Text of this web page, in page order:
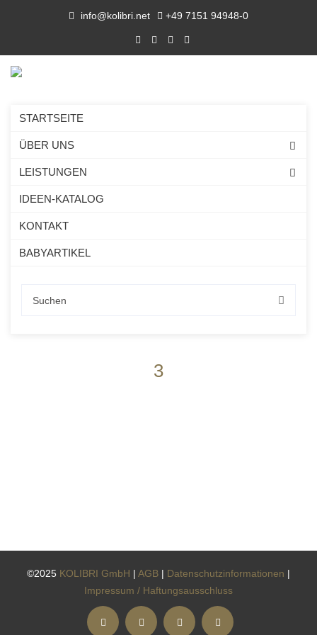
info@kolibri.net +49 7151 94948-0
STARTSEITE
ÜBER UNS
LEISTUNGEN
IDEEN-KATALOG
KONTAKT
BABYARTIKEL
3
©2025 KOLIBRI GmbH | AGB | Datenschutzinformationen |
Impressum / Haftungsausschluss